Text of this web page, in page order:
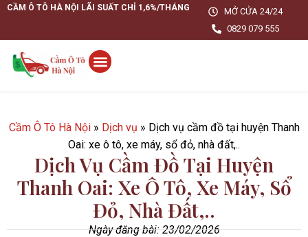
CẦM Ô TÔ HÀ NỘI LÃI SUẤT CHỈ 1,6%/THÁNG
MỞ CỬA 24/24
0829 079 555
Cầm Ô Tô Hà Nội» Dịch vụ » Dịch vụ cầm đồ tại huyện Thanh
Oai: xe ô tô, xe máy, sổ đỏ, nhà đất,..
Dịch Vụ Cầm Đồ Tại Huyện
Thanh Oai: Xe Ô Tô, Xe Máy, Sổ
Đỏ, Nhà Đất,..
Ngày đăng bài: 23/02/2026